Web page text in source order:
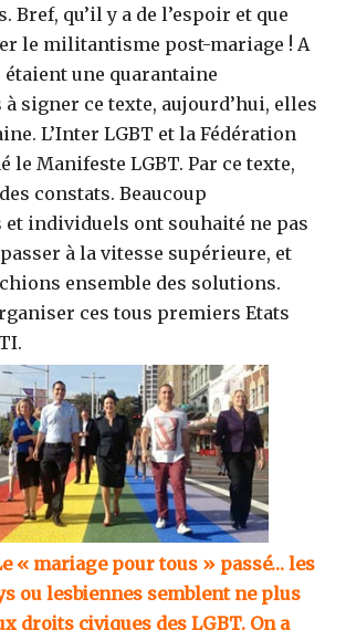
Bref, qu’il y a de l’espoir et que
le militantisme post-mariage ! A
étaient une quarantaine
à signer ce texte, aujourd’hui, elles
L’Inter LGBT et la Fédération
le Manifeste LGBT. Par ce texte,
constats. Beaucoup
et individuels ont souhaité ne pas
à la vitesse supérieure, et
ensemble des solutions.
ces tous premiers Etats
« mariage pour tous » passé… les
ou lesbiennes semblent ne plus
droits civiques des LGBT. On a